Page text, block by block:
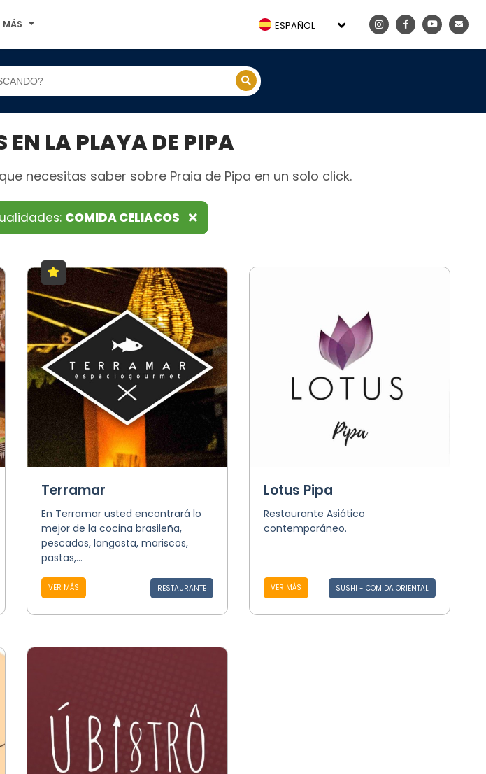
MÁS ESPAÑOL
LA PLAYA DE PIPA
necesitas saber sobre Praia de Pipa en un solo click.
COMIDA CELIACOS
Terramar
En Terramar usted encontrará lo
mejor de la cocina brasileña,
pescados, langosta, mariscos,
pastas,...
VER MÁS RESTAURANTE
Lotus Pipa
Restaurante Asiático
contemporáneo.
VER MÁS SUSHI - COMIDA ORIENTAL